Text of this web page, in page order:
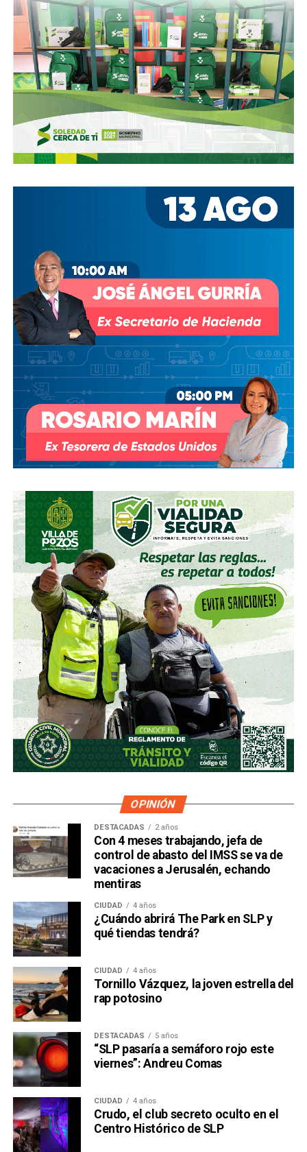
OPINIÓN
DESTACADAS 2 años
Con 4 meses trabajando, jefa de
control de abasto del IMSS se va de
vacaciones a Jerusalén, echando
mentiras
CIUDAD 4 años
¿Cuándo abrirá The Park en SLP y
qué tiendas tendrá?
CIUDAD 4 años
Tornillo Vázquez, la joven estrella del
rap potosino
DESTACADAS 5 años
“SLP pasaría a semáforo rojo este
viernes”: Andreu Comas
CIUDAD 4 años
Crudo, el club secreto oculto en el
Centro Histórico de SLP